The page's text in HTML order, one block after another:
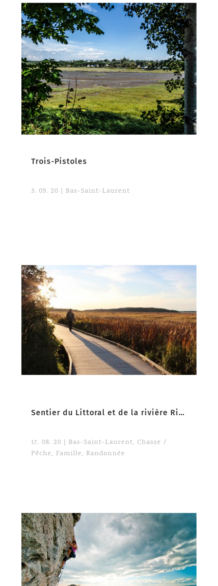
Trois-Pistoles
3. 09. 20 | Bas-Saint-Laurent
Sentier du Littoral et de la rivière Rimouski
17. 08. 20 Bas-Saint-Laurent, Chasse /
Pêche, Famille, Randonnée